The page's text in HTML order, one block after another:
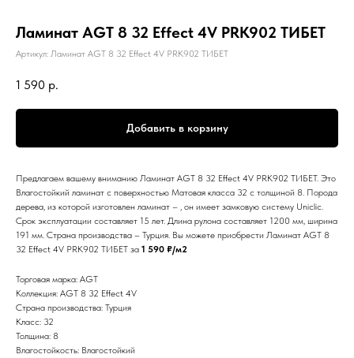
Ламинат AGT 8 32 Effect 4V PRK902 ТИБЕТ
Артикул: Ламинат AGT 8 32 Effect 4V PRK902 ТИБЕТ
1 590 р.
Добавить в корзину
Предлагаем вашему вниманию Ламинат AGT 8 32 Effect 4V PRK902 ТИБЕТ. Это
Влагостойкий ламинат с поверхностью Матовая класса 32 с толщиной 8. Порода
дерева, из которой изготовлен ламинат – , он имеет замковую систему Uniclic.
Срок эксплуатации составляет 15 лет. Длина рулона составляет 1200 мм, ширина
191 мм. Страна производства – Турция. Вы можете приобрести Ламинат AGT 8
32 Effect 4V PRK902 ТИБЕТ за 1 590 ₽/м2
Торговая марка: AGT
Коллекция: AGT 8 32 Effect 4V
Страна производства: Турция
Класс: 32
Толщина: 8
Влагостойкость: Влагостойкий